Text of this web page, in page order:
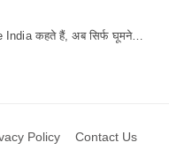
India कहते हैं, अब सिर्फ घूमने…
Policy Contact Us